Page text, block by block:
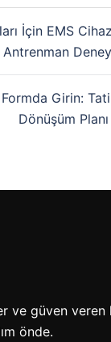
İçin EMS
Antrenman
Girin:
Dönüşüm Planı
ve güven veren
önde.